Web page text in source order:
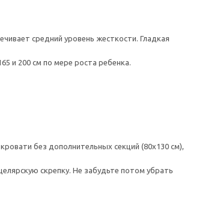
средний уровень жесткости. Гладкая
и 200 см по мере роста ребенка.
без дополнительных секций (80x130 см),
скрепку. Не забудьте потом убрать